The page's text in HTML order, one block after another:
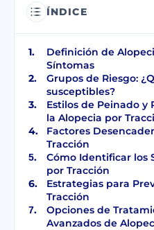
ÍNDICE
Definición de
Síntomas
Grupos de Riesgo:
susceptibles?
Estilos de Peinado y
la Alopecia por
Factores
Tracción
Cómo Identificar los
por Tracción
Estrategias para
Tracción
Opciones de
Avanzados de